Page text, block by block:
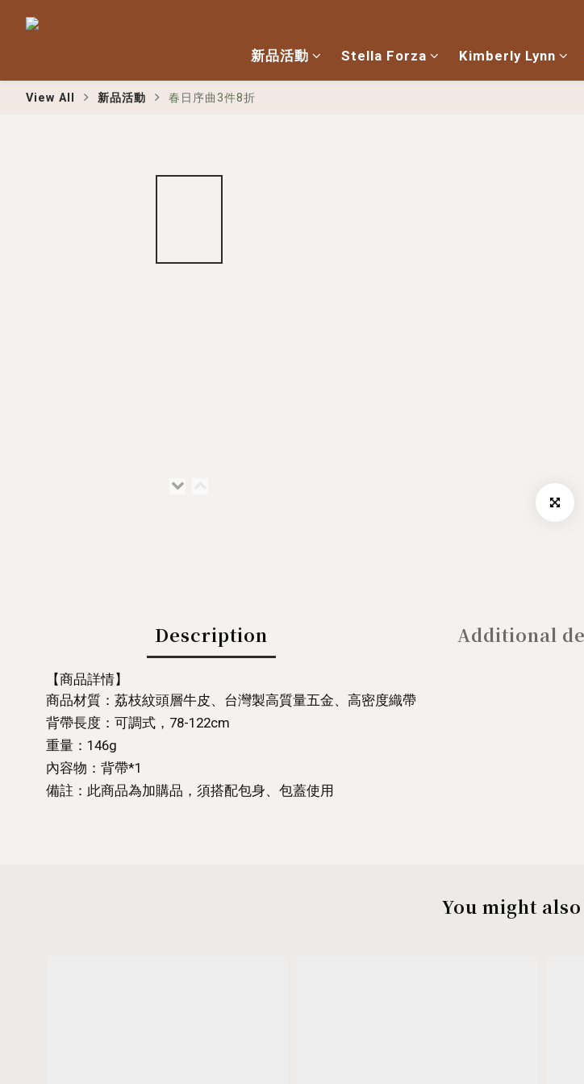
新品活動 Stella Forza Kimberly Lynn
View All 新品活動 春日序曲3件8折
Description Additional
【商品詳情】
商品材質：荔枝紋頭層牛皮、台灣製高質量五金、高密度織帶
背帶長度：可調式，78-122cm
重量：146g
內容物：背帶*1
備註：此商品為加購品，須搭配包身、包蓋使用
You might